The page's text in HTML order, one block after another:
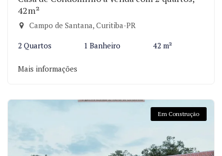
42m²
Campo de Santana, Curitiba-PR
2 Quartos 1 Banheiro 42 m²
Mais informações
Em Construção